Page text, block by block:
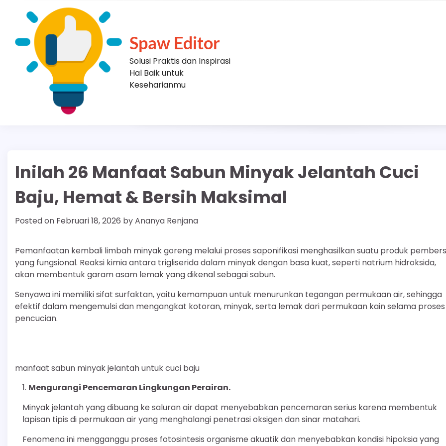
Spaw Editor
Solusi Praktis dan Inspirasi
Hal Baik untuk
Keseharianmu
Inilah 26 Manfaat Sabun Minyak Jelantah Cuci
Baju, Hemat & Bersih Maksimal
Posted on Februari 18, 2026 byAnanya Renjana
Pemanfaatan kembali limbah minyak goreng melalui proses saponifikasi menghasilkan suatu produk
yang fungsional. Reaksi kimia antara trigliserida dalam minyak dengan basa kuat, seperti natrium hidroksida,
akan membentuk garam asam lemak yang dikenal sebagai sabun.
Senyawa ini memiliki sifat surfaktan, yaitu kemampuan untuk menurunkan tegangan permukaan air, sehingga
efektif dalam mengemulsi dan mengangkat kotoran, minyak, serta lemak dari permukaan kain selama proses
pencucian.
manfaat sabun minyak jelantah untuk cuci baju
Mengurangi Pencemaran Lingkungan Perairan.
Minyak jelantah yang dibuang ke saluran air dapat menyebabkan pencemaran serius karena membentuk
lapisan tipis di permukaan air yang menghalangi penetrasi oksigen dan sinar matahari.
Fenomena ini mengganggu proses fotosintesis organisme akuatik dan menyebabkan kondisi hipoksia yang